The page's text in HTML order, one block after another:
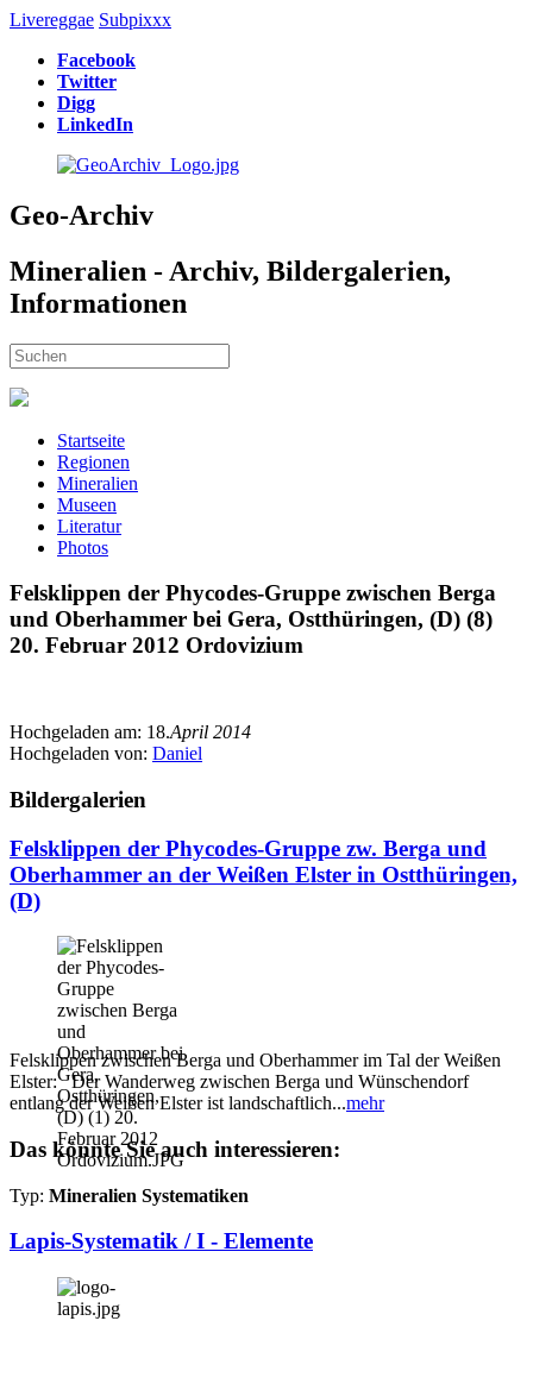
Livereggae Subpixxx
Facebook
Twitter
Digg
LinkedIn
Geo-Archiv
Mineralien - Archiv, Bildergalerien,
Informationen
Startseite
Regionen
Mineralien
Museen
Literatur
Photos
Felsklippen der Phycodes-Gruppe zwischen Berga
und Oberhammer bei Gera, Ostthüringen, (D) (8)
20. Februar 2012 Ordovizium
Hochgeladen am: 18.April 2014
Hochgeladen von: Daniel
Bildergalerien
Felsklippen der Phycodes-Gruppe zw. Berga und
Oberhammer an der Weißen Elster in Ostthüringen,
(D)
Felsklippen zwischen Berga und Oberhammer im Tal der Weißen
Elster: Der Wanderweg zwischen Berga und Wünschendorf
entlang der Weißen Elster ist landschaftlich...mehr
Das könnte Sie auch interessieren:
Typ: Mineralien Systematiken
Lapis-Systematik / I - Elemente